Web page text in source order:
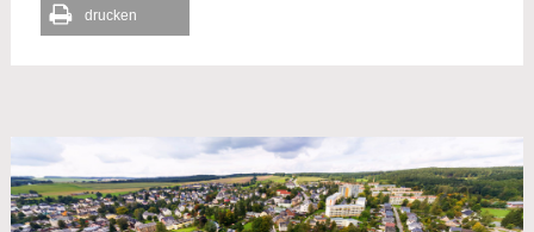
drucken